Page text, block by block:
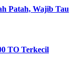
Patah, Wajib Tau
TO Terkecil